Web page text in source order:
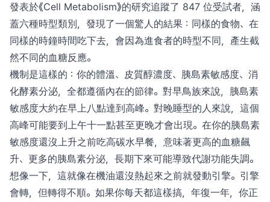
發表於《Cell Metabolism》的研究追蹤了 847 位受試者，涵
蓋六種時型類別，發現了一個驚人的結果：同樣的食物、在
同樣的時鐘時間吃下去，會因為進食者的時型不同，產生截
然不同的血糖反應。
機制是這樣的：你的體溫、皮質醇濃度、胰島素敏感度、消
化酵素分泌，全都遵循內在的節律。對早鳥族來說，胰島素
敏感度大約在早上八點達到高峰。對晚睡型的人來說，這個
高峰可能要到上午十一點甚至更晚才會出現。在你的胰島素
敏感度還沒上升之前吃高碳水早餐，意味著更高的血糖飆
升、更多的胰島素分泌，長期下來可能導致代謝功能失調。
想像一下，這就像在機油還沒熱起來之前就發動引擎。引擎
會轉，但轉得不順。如果你每天都這樣搞，年復一年，你正